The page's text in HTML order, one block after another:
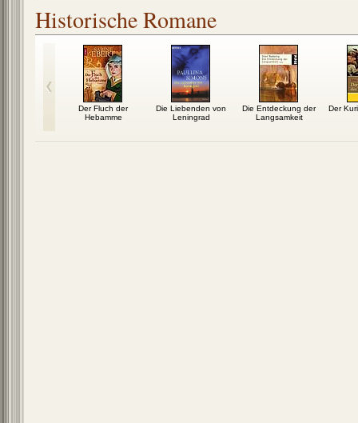
Historische Romane
Der Fluch der
Hebamme
Die Liebenden von
Leningrad
Die Entdeckung der
Langsamkeit
Der